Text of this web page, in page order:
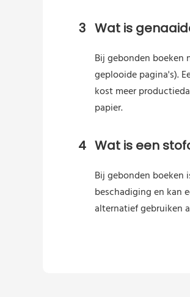
3 Wat is
Bij gebonden boeken
geplooide pagina's).
kost meer
papier.
4 Wat is een
Bij gebonden boeken
beschadiging en kan
alternatief gebruiken